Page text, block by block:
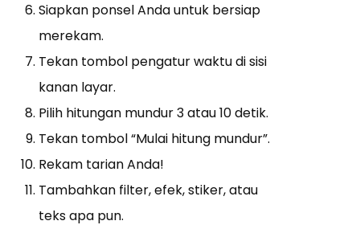
Siapkan ponsel Anda untuk bersiap
merekam.
Tekan tombol pengatur waktu di sisi
kanan layar.
Pilih hitungan mundur 3 atau 10 detik.
Tekan tombol “Mulai hitung mundur”.
Rekam tarian Anda!
Tambahkan filter, efek, stiker, atau
teks apa pun.